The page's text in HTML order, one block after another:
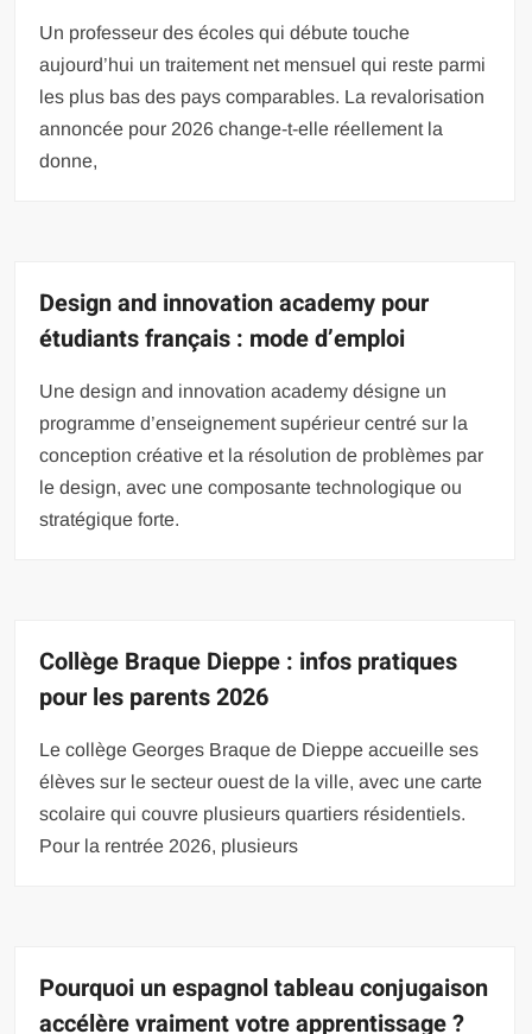
Un professeur des écoles qui débute touche
aujourd’hui un traitement net mensuel qui reste parmi
les plus bas des pays comparables. La revalorisation
annoncée pour 2026 change-t-elle réellement la
donne,
Design and innovation academy pour
étudiants français : mode d’emploi
Une design and innovation academy désigne un
programme d’enseignement supérieur centré sur la
conception créative et la résolution de problèmes par
le design, avec une composante technologique ou
stratégique forte.
Collège Braque Dieppe : infos pratiques
pour les parents 2026
Le collège Georges Braque de Dieppe accueille ses
élèves sur le secteur ouest de la ville, avec une carte
scolaire qui couvre plusieurs quartiers résidentiels.
Pour la rentrée 2026, plusieurs
Pourquoi un espagnol tableau conjugaison
accélère vraiment votre apprentissage ?